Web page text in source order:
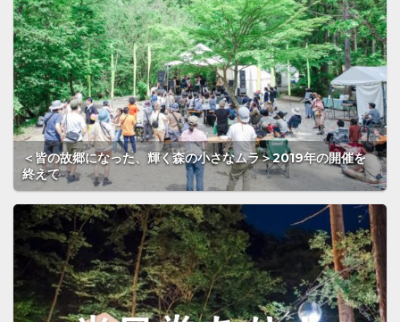
＜皆の故郷になった、輝く森の小さなムラ＞2019年の開催を
終えて